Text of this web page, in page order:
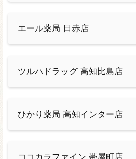
エール薬局 日赤店
ツルハドラッグ 高知比島店
ひかり薬局 高知インター店